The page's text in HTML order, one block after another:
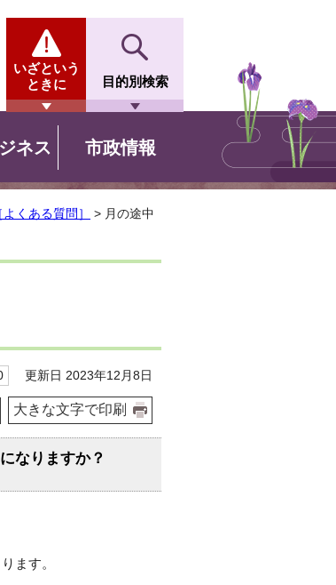
いざという
ときに
目的別検索
ネス 市政情報
くある質問］
> 月の途中
更新日 2023年12月8日
大きな文字で印刷
なりますか？
ます。